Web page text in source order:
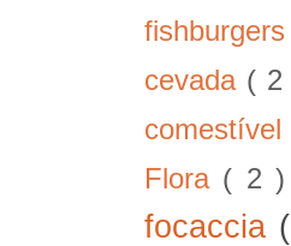
fishburgers
cevada (
comestível
Flora ( 2 )
focaccia